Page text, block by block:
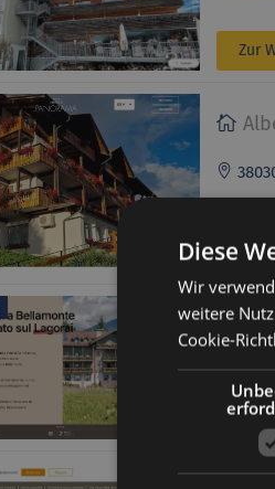
Zur
Zur
Diese
Wir
weitere
Cookie-